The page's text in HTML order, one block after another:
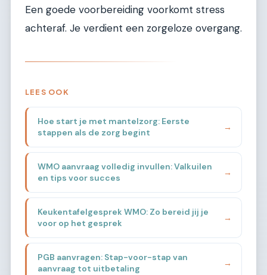
Een goede voorbereiding voorkomt stress
achteraf. Je verdient een zorgeloze overgang.
LEES OOK
Hoe start je met mantelzorg: Eerste
stappen als de zorg begint
→
WMO aanvraag volledig invullen: Valkuilen
en tips voor succes
→
Keukentafelgesprek WMO: Zo bereid jij je
voor op het gesprek
→
PGB aanvragen: Stap-voor-stap van
aanvraag tot uitbetaling
→